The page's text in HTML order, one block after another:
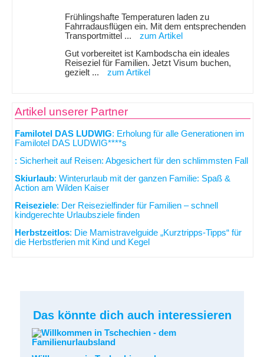
Frühlingshafte Temperaturen laden zu
Fahrradausflügen ein. Mit dem entsprechenden
Transportmittel ...
zum Artikel
Gut vorbereitet ist Kambodscha ein ideales
Reiseziel für Familien. Jetzt Visum buchen,
gezielt ...
zum Artikel
Artikel unserer Partner
Familotel DAS LUDWIG: Erholung für alle Generationen im
Familotel DAS LUDWIG****s
: Sicherheit auf Reisen: Abgesichert für den schlimmsten Fall
Skiurlaub: Winterurlaub mit der ganzen Familie: Spaß &
Action am Wilden Kaiser
Reiseziele: Der Reisezielfinder für Familien – schnell
kindgerechte Urlaubsziele finden
Herbstzeitlos: Die Mamistravelguide „Kurztripps-Tipps“ für
die Herbstferien mit Kind und Kegel
Das könnte dich auch interessieren